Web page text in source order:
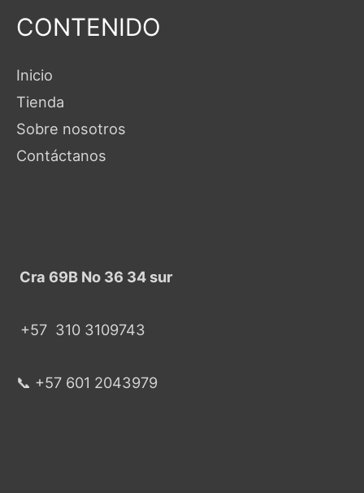
CONTENIDO
Inicio
Tienda
Sobre nosotros
Contáctanos
Cra 69B No 36 34 sur
+57 310 3109743
📞 +57 601 2043979